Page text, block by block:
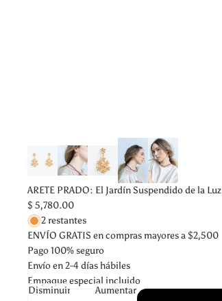
ARETE PRADO: El Jardín Suspendido de la Luz
$ 5,780.00
2 restantes
ENVÍO GRATIS en compras mayores a $2,500
Pago 100% seguro
Envío en 2-4 días hábiles
Empaque especial incluido
Disminuir
Aumentar